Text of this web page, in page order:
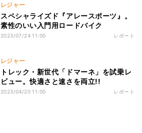
レジャー
スペシャライズド『アレースポーツ』。
素性のいい入門用ロードバイク
2023/07/24 11:00 レポート
レジャー
トレック・新世代「ドマーネ」を試乗レ
ビュー。快適さと速さを両立!!
2023/04/20 11:00 レポート